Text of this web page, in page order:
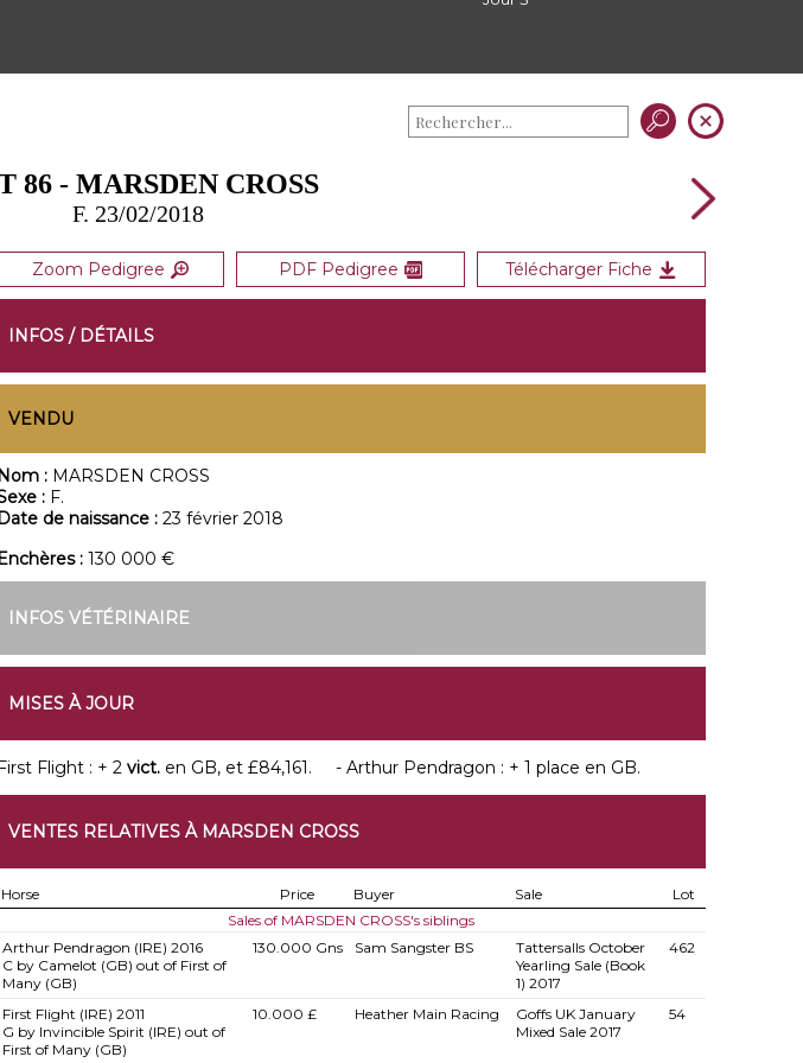
86 - MARSDEN CROSS
F. 23/02/2018
Zoom Pedigree PDF Pedigree Télécharger Fiche
INFOS / DÉTAILS
VENDU
Nom : MARSDEN CROSS
: F.
Date de naissance : 23 février 2018
Enchères : 130 000 €
INFOS VÉTÉRINAIRE
MISES À JOUR
Flight : + 2 vict.en GB, et £84,161. - Arthur Pendragon : + 1 place en GB.
VENTES RELATIVES À MARSDEN CROSS
Horse Price Buyer Sale
Lot
Sales of MARSDEN CROSS's siblings
Arthur Pendragon (IRE) 2016
C by Camelot (GB) out of First of
Many (GB)
130.000 Gns Sam Sangster BS
Tattersalls October
Yearling Sale (Book
1) 2017
462
First Flight (IRE) 2011
G by Invincible Spirit (IRE) out of
First of Many (GB)
10.000 £ Heather Main Racing
Goffs UK January
Mixed Sale 2017
54